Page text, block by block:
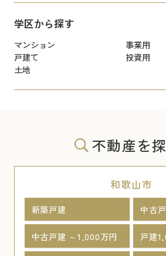
学区から探す
マンション
事業用
戸建て
投資用
土地
不動産を
和歌山市
新築戸建 中古
中古戸建 ～1,000万円 戸建